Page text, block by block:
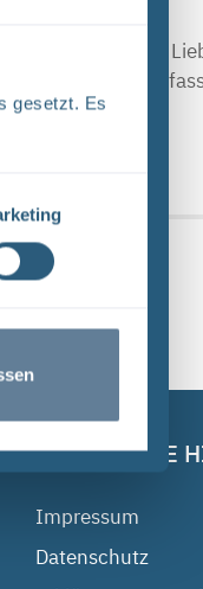
gesetzt. Es
2024 Vorwort
in das
RECHTLICHE
Impressum
Datenschutz